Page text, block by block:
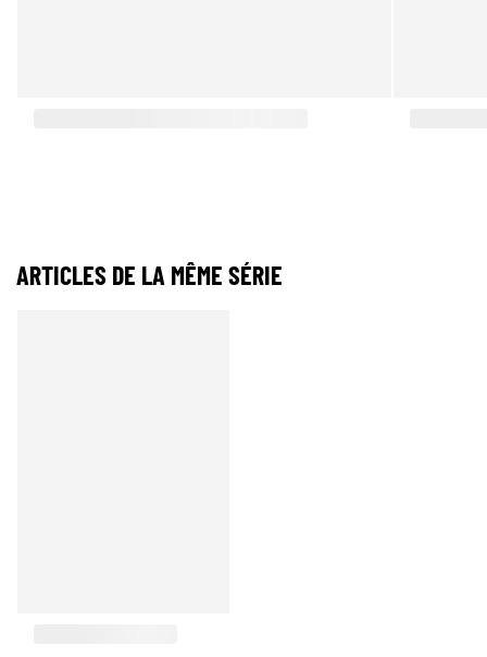
ARTICLES DE LA MÊME SÉRIE